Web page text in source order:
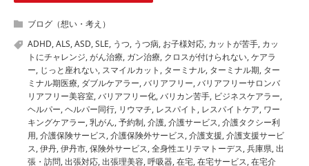
ブログ（想い・考え）
ADHD,ALS,ASD,SLE, うつ, うつ病, お子様対応, カットが苦手, カッ
トにチャレンジ,がん治療, ガン治療, クロスが付けられない,ケアラ
ー, じっと座れない, スマイルカット , ターミナル, ターミナル期, ター
ミナル期医療, ダブルケアラー,バリアフリー,バリアフリーサロンバ
リアフリー美容室,バリアフリー化,バリカン苦手, ビジネスケアラー,
ヘルパー,ヘルパー同行, リウマチ, レスパイト , レスパイトケア, ワー
キングケアラー,乳がん,予約制,介護,介護サービス,介護タクシー利
用,介護保険サービス,介護保険外サービス,介護支援,介護支援サービ
ス,伊丹,伊丹市,保険外サービス,全身性エリテマトーデス,兵庫県,出
張・訪問,出張対応,出張理美容,呼吸器,在宅,在宅サービス,在宅介